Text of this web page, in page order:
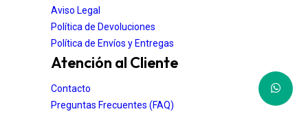
Aviso Legal
Política de Devoluciones
Política de Envíos y Entregas
Atención al Cliente
Contacto
Preguntas Frecuentes (FAQ)